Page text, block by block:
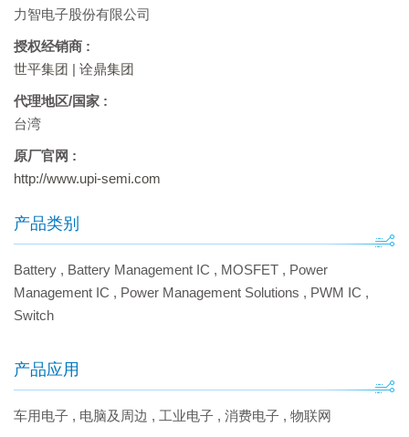
力智电子股份有限公司
授权经销商 :
世平集团 | 诠鼎集团
代理地区/国家 :
台湾
原厂官网 :
http://www.upi-semi.com
产品类别
Battery , Battery Management IC , MOSFET , Power
Management IC , Power Management Solutions , PWM IC ,
Switch
产品应用
车用电子 , 电脑及周边 , 工业电子 , 消费电子 , 物联网